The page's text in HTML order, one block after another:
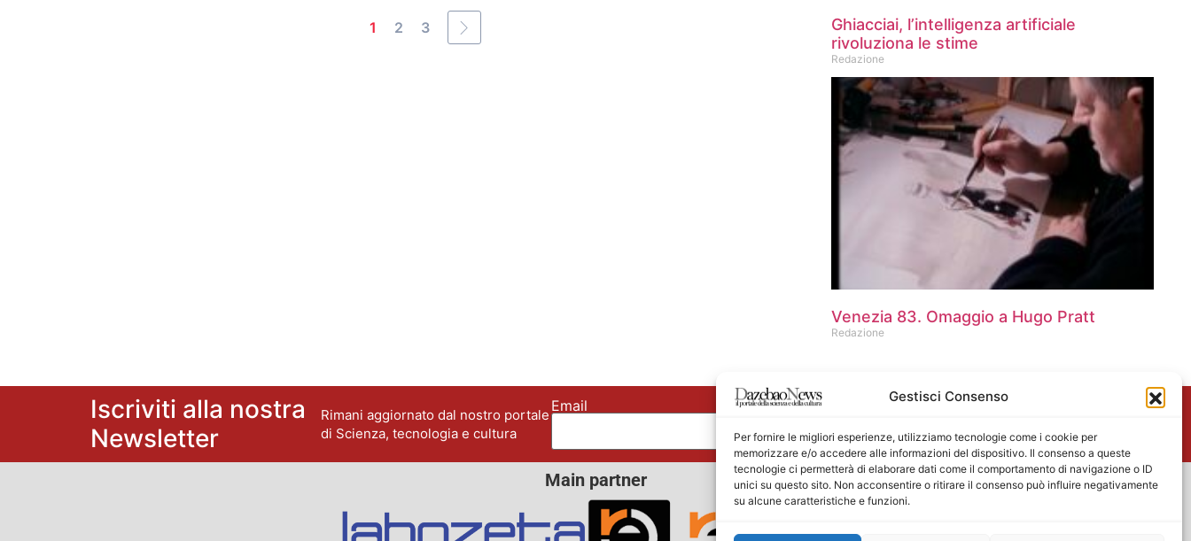
Gestisci Consenso
Per fornire le migliori esperienze, utilizziamo tecnologie come i cookie per
memorizzare e/o accedere alle informazioni del dispositivo. Il consenso a queste
tecnologie ci permetterà di elaborare dati come il comportamento di navigazione o ID
unici su questo sito. Non acconsentire o ritirare il consenso può influire negativamente
su alcune caratteristiche e funzioni.
1 2 3
Ghiacciai, l’intelligenza artificiale
rivoluziona le stime
Redazione
Venezia 83. Omaggio a Hugo Pratt
Redazione
Iscriviti alla nostra
Newsletter
Rimani aggiornato dal nostro portale
di Scienza, tecnologia e cultura
Email Nome
Main partner